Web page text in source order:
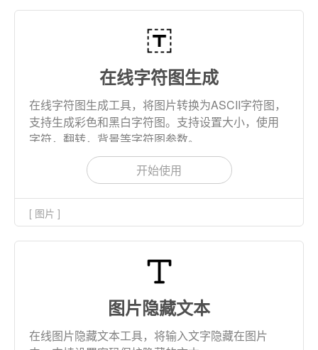
在线字符图生成
在线字符图生成工具，将图片转换为ASCII字符图，
支持生成彩色和黑白字符图。支持设置大小，使用
字符，翻转，背景等字符图参数。
开始使用
[ 图片 ]
图片隐藏文本
在线图片隐藏文本工具，将输入文字隐藏在图片